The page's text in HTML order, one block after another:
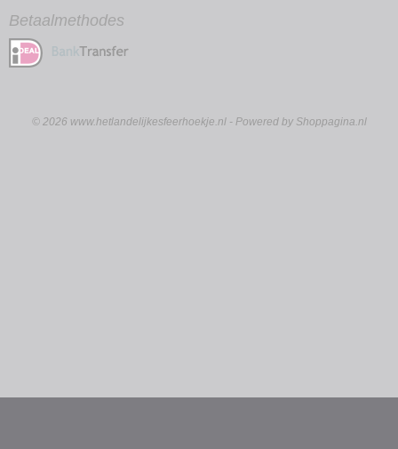
Betaalmethodes
© 2026 www.hetlandelijkesfeerhoekje.nl - Powered by Shoppagina.nl